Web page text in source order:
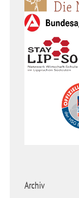
Archiv